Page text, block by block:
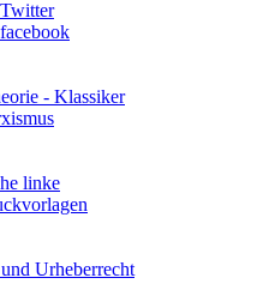
- Klassiker
linke
Urheberrecht